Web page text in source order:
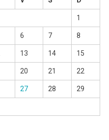
1
6 7 8
13 14 15
20 21 22
27 28 29